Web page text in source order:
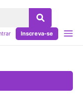
Inscreva-se